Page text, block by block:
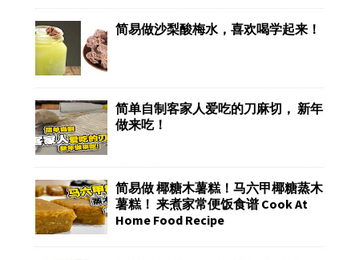
简易做沙梨酸梅水，喜欢喝学起来！
简单自制客家人爱吃的刀麻切， 新年
做来吃！
简易做 椰糖木薯糕！马六甲椰糖蒸木
薯糕！ 来煮家常便饭食谱 Cook At
Home Food Recipe